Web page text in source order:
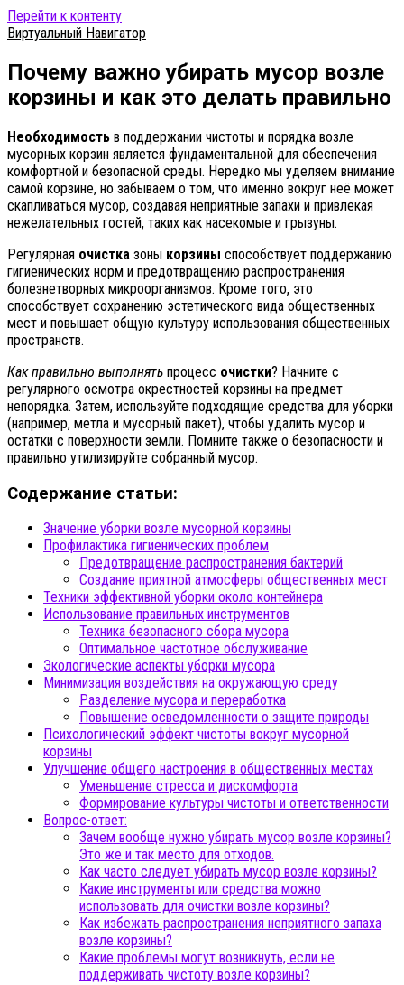
Перейти к контенту
Виртуальный Навигатор
Почему важно убирать мусор возле
корзины и как это делать правильно
Необходимость в поддержании чистоты и порядка возле
мусорных корзин является фундаментальной для обеспечения
комфортной и безопасной среды. Нередко мы уделяем внимание
самой корзине, но забываем о том, что именно вокруг неё может
скапливаться мусор, создавая неприятные запахи и привлекая
нежелательных гостей, таких как насекомые и грызуны.
Регулярная очистка зоны корзины способствует поддержанию
гигиенических норм и предотвращению распространения
болезнетворных микроорганизмов. Кроме того, это
способствует сохранению эстетического вида общественных
мест и повышает общую культуру использования общественных
пространств.
Как правильно выполнять процесс очистки? Начните с
регулярного осмотра окрестностей корзины на предмет
непорядка. Затем, используйте подходящие средства для уборки
(например, метла и мусорный пакет), чтобы удалить мусор и
остатки с поверхности земли. Помните также о безопасности и
правильно утилизируйте собранный мусор.
Содержание статьи:
Значение уборки возле мусорной корзины
Профилактика гигиенических проблем
Предотвращение распространения бактерий
Создание приятной атмосферы общественных мест
Техники эффективной уборки около контейнера
Использование правильных инструментов
Техника безопасного сбора мусора
Оптимальное частотное обслуживание
Экологические аспекты уборки мусора
Минимизация воздействия на окружающую среду
Разделение мусора и переработка
Повышение осведомленности о защите природы
Психологический эффект чистоты вокруг мусорной
корзины
Улучшение общего настроения в общественных местах
Уменьшение стресса и дискомфорта
Формирование культуры чистоты и ответственности
Вопрос-ответ:
Зачем вообще нужно убирать мусор возле корзины?
Это же и так место для отходов.
Как часто следует убирать мусор возле корзины?
Какие инструменты или средства можно
использовать для очистки возле корзины?
Как избежать распространения неприятного запаха
возле корзины?
Какие проблемы могут возникнуть, если не
поддерживать чистоту возле корзины?